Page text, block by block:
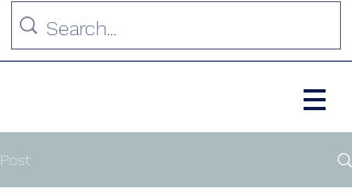
Post